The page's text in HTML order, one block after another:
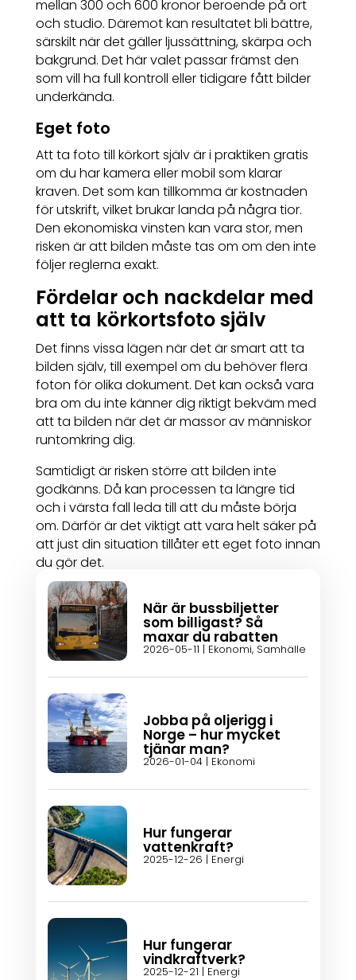
mellan 300 och 600 kronor beroende på ort
och studio. Däremot kan resultatet bli bättre,
särskilt när det gäller ljussättning, skärpa och
bakgrund. Det här valet passar främst den
som vill ha full kontroll eller tidigare fått bilder
underkända.
Eget foto
Att ta foto till körkort själv är i praktiken gratis
om du har kamera eller mobil som klarar
kraven. Det som kan tillkomma är kostnaden
för utskrift, vilket brukar landa på några tior.
Den ekonomiska vinsten kan vara stor, men
risken är att bilden måste tas om om den inte
följer reglerna exakt.
Fördelar och nackdelar med
att ta körkortsfoto själv
Det finns vissa lägen när det är smart att ta
bilden själv, till exempel om du behöver flera
foton för olika dokument. Det kan också vara
bra om du inte känner dig riktigt bekväm med
att ta bilden när det är massor av människor
runtomkring dig.
Samtidigt är risken större att bilden inte
godkänns. Då kan processen ta längre tid
och i värsta fall leda till att du måste börja
om. Därför är det viktigt att vara helt säker på
att just din situation tillåter ett eget foto innan
du gör det.
När är bussbiljetter
som billigast? Så
maxar du rabatten
2026-05-11 | Ekonomi, Samhälle
Jobba på oljerigg i
Norge – hur mycket
tjänar man?
2026-01-04| Ekonomi
Hur fungerar
vattenkraft?
2025-12-26 | Energi
Hur fungerar
vindkraftverk?
2025-12-21 | Energi